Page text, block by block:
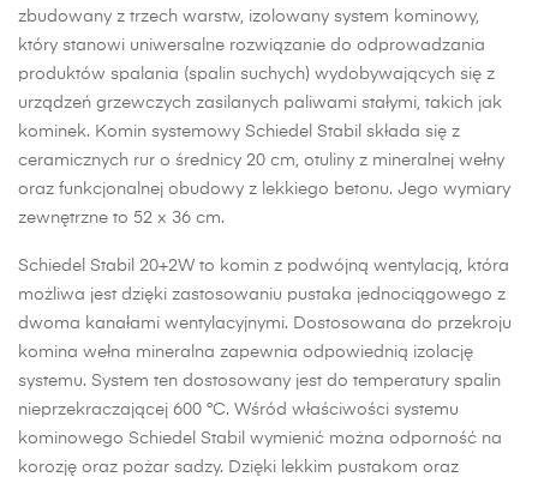
zbudowany z trzech warstw, izolowany system kominowy,
który stanowi uniwersalne rozwiązanie do odprowadzania
produktów spalania (spalin suchych) wydobywających się z
urządzeń grzewczych zasilanych paliwami stałymi, takich jak
kominek. Komin systemowy Schiedel Stabil składa się z
ceramicznych rur o średnicy 20 cm, otuliny z mineralnej wełny
oraz funkcjonalnej obudowy z lekkiego betonu. Jego wymiary
zewnętrzne to 52 x 36 cm.
Schiedel Stabil 20+2W to komin z podwójną wentylacją, która
możliwa jest dzięki zastosowaniu pustaka jednociągowego z
dwoma kanałami wentylacyjnymi. Dostosowana do przekroju
komina wełna mineralna zapewnia odpowiednią izolację
systemu. System ten dostosowany jest do temperatury spalin
nieprzekraczającej 600 °C. Wśród właściwości systemu
kominowego Schiedel Stabil wymienić można odporność na
korozję oraz pożar sadzy. Dzięki lekkim pustakom oraz